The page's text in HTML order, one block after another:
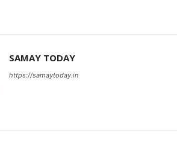
SAMAY TODAY
https://samaytoday.in